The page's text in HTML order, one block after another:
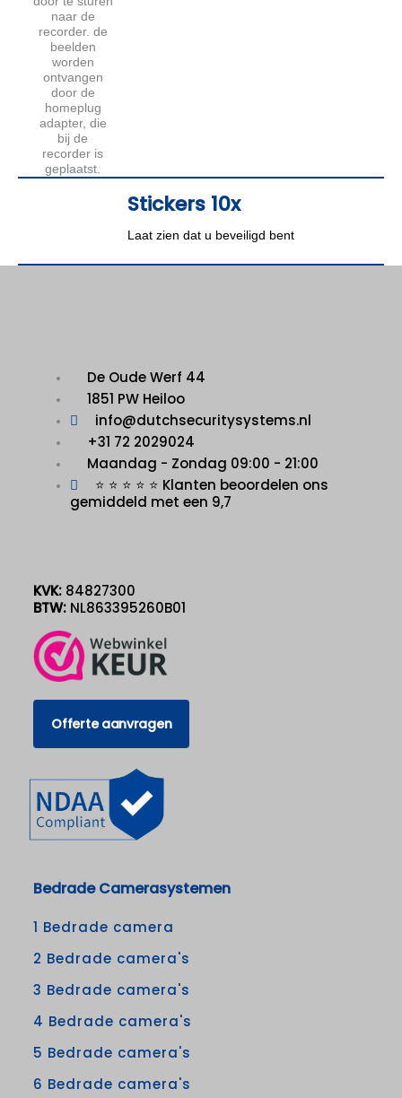
Stickers 10x
Laat zien dat u beveiligd bent
De Oude Werf 44
1851 PW Heiloo
info@dutchsecuritysystems.nl
+31 72 2029024
Maandag - Zondag 09:00 - 21:00
⭐ ⭐ ⭐ ⭐ ⭐ Klanten beoordelen ons
gemiddeld met een 9,7
KVK: 84827300
BTW: NL863395260B01
Offerte aanvragen
Bedrade Camerasystemen
1 Bedrade camera
2 Bedrade camera's
3 Bedrade camera's
4 Bedrade camera's
5 Bedrade camera's
6 Bedrade camera's